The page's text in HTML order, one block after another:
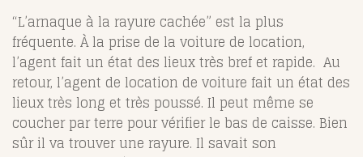
“L’arnaque à la rayure cachée” est la plus
fréquente. À la prise de la voiture de location,
l’agent fait un état des lieux très bref et rapide. Au
retour, l’agent de location de voiture fait un état des
lieux très long et très poussé. Il peut même se
coucher par terre pour vérifier le bas de caisse. Bien
sûr il va trouver une rayure. Il savait son